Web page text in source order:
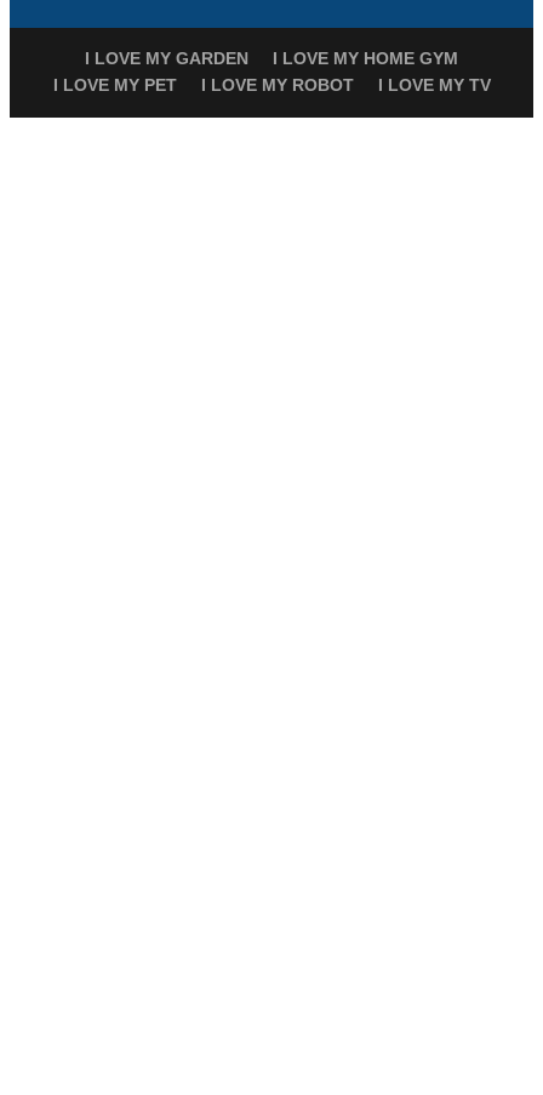
I LOVE MY GARDEN
I LOVE MY HOME GYM
I LOVE MY PET
I LOVE MY ROBOT I LOVE MY TV